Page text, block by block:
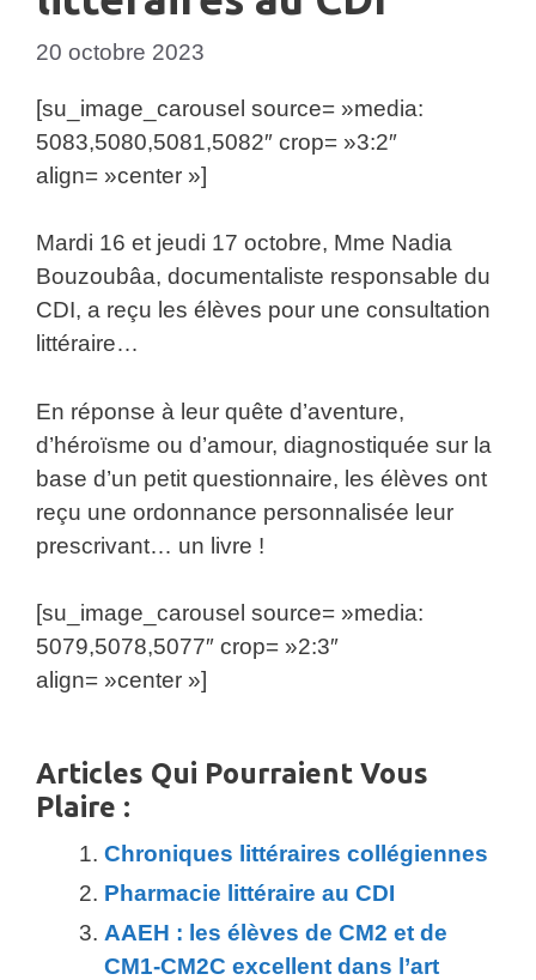
20 octobre 2023
[su_image_carousel source= »media:
5083,5080,5081,5082″ crop= »3:2″
align= »center »]
Mardi 16 et jeudi 17 octobre, Mme Nadia
Bouzoubâa, documentaliste responsable du
CDI, a reçu les élèves pour une consultation
littéraire…
En réponse à leur quête d’aventure,
d’héroïsme ou d’amour, diagnostiquée sur la
base d’un petit questionnaire, les élèves ont
reçu une ordonnance personnalisée leur
prescrivant… un livre !
[su_image_carousel source= »media:
5079,5078,5077″ crop= »2:3″
align= »center »]
Articles Qui Pourraient Vous
Plaire :
Chroniques littéraires collégiennes
Pharmacie littéraire au CDI
AAEH : les élèves de CM2 et de
CM1-CM2C excellent dans l’art